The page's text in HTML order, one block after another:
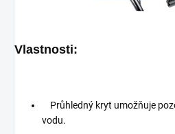
Vlastnosti:
Průhledný kryt umožňuje
vodu.